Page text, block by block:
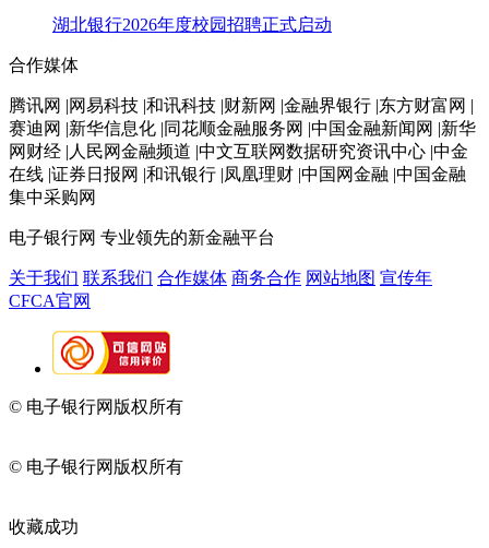
湖北银行2026年度校园招聘正式启动
合作媒体
腾讯网 |网易科技 |和讯科技 |财新网 |金融界银行 |东方财富网 |
赛迪网 |新华信息化 |同花顺金融服务网 |中国金融新闻网 |新华
网财经 |人民网金融频道 |中文互联网数据研究资讯中心 |中金
在线 |证券日报网 |和讯银行 |凤凰理财 |中国网金融 |中国金融
集中采购网
电子银行网 专业领先的新金融平台
关于我们 联系我们 合作媒体 商务合作 网站地图 宣传年
CFCA官网
© 电子银行网版权所有
© 电子银行网版权所有
收藏成功